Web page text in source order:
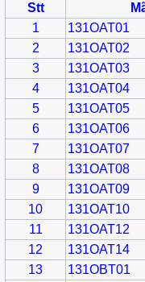
Stt
1
131OAT01
2
131OAT02
3
131OAT03
4
131OAT04
5
131OAT05
6
131OAT06
7
131OAT07
8
131OAT08
9
131OAT09
10
131OAT10
11
131OAT12
12
131OAT14
13
131OBT01